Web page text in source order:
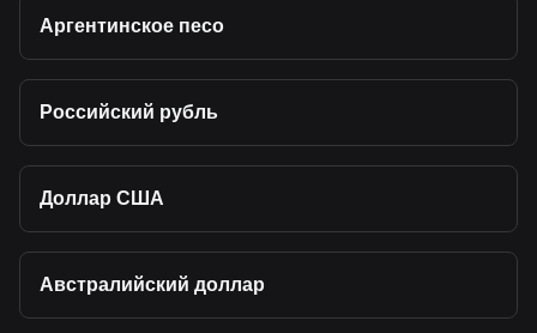
Аргентинское песо
Российский рубль
Доллар США
Австралийский доллар